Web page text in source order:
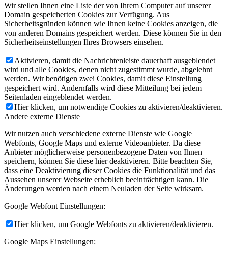
Wir stellen Ihnen eine Liste der von Ihrem Computer auf unserer
Domain gespeicherten Cookies zur Verfügung. Aus
Sicherheitsgründen können wie Ihnen keine Cookies anzeigen, die
von anderen Domains gespeichert werden. Diese können Sie in den
Sicherheitseinstellungen Ihres Browsers einsehen.
Aktivieren, damit die Nachrichtenleiste dauerhaft ausgeblendet
wird und alle Cookies, denen nicht zugestimmt wurde, abgelehnt
werden. Wir benötigen zwei Cookies, damit diese Einstellung
gespeichert wird. Andernfalls wird diese Mitteilung bei jedem
Seitenladen eingeblendet werden.
Hier klicken, um notwendige Cookies zu aktivieren/deaktivieren.
Andere externe Dienste
Wir nutzen auch verschiedene externe Dienste wie Google
Webfonts, Google Maps und externe Videoanbieter. Da diese
Anbieter möglicherweise personenbezogene Daten von Ihnen
speichern, können Sie diese hier deaktivieren. Bitte beachten Sie,
dass eine Deaktivierung dieser Cookies die Funktionalität und das
Aussehen unserer Webseite erheblich beeinträchtigen kann. Die
Änderungen werden nach einem Neuladen der Seite wirksam.
Google Webfont Einstellungen:
Hier klicken, um Google Webfonts zu aktivieren/deaktivieren.
Google Maps Einstellungen: